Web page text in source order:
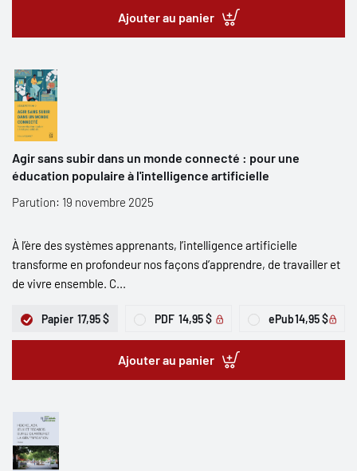
Ajouter au panier
Agir sans subir dans un monde connecté : pour une
éducation populaire à l'intelligence artificielle
Parution: 19 novembre 2025
À l’ère des systèmes apprenants, l’intelligence artificielle
transforme en profondeur nos façons d’apprendre, de travailler et
de vivre ensemble. C...
Papier 17,95 $ PDF 14,95 $ ePub14,95 $
Ajouter au panier